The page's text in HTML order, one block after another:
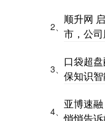
2、
顺升网
市，公
3、
口袋超
保知识
4、
亚博速